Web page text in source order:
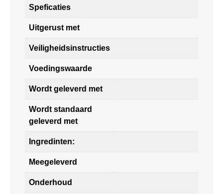
Speficaties
Uitgerust met
Veiligheidsinstructies
Voedingswaarde
Wordt geleverd met
Wordt standaard
geleverd met
Ingredinten:
Meegeleverd
Onderhoud